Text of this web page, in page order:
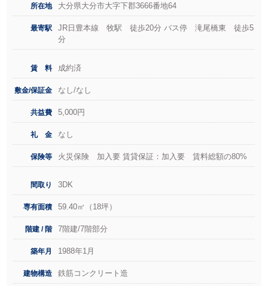
所在地 大分県大分市大字下郡3666番地64
最寄駅
JR日豊本線 牧駅 徒歩20分 バス停 滝尾橋東 徒歩5
分
賃 料 成約済
敷金/保証金 なし/なし
共益費 5,000円
礼 金 なし
保険等 火災保険 加入要 賃貸保証：加入要 賃料総額の80%
間取り 3DK
専有面積 59.40㎡（18坪）
階建 / 階 7階建/7階部分
築年月 1988年1月
建物構造 鉄筋コンクリート造